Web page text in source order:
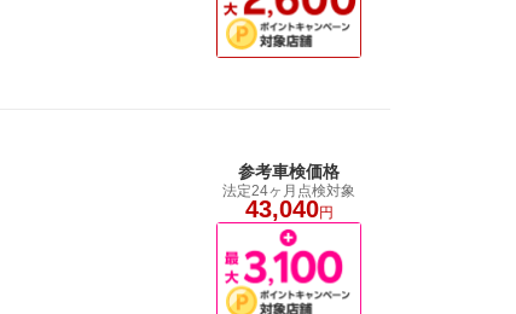
参考車検価格
法定24ヶ月点検対象
43,040円